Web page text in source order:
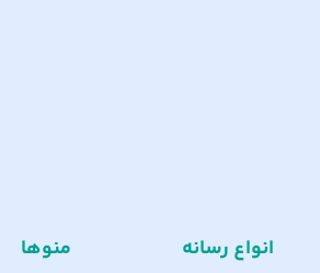
منوها انواع رسانه